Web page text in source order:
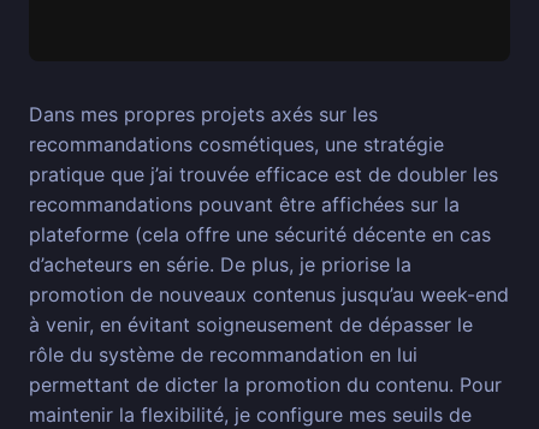
Dans mes propres projets axés sur les
recommandations cosmétiques, une stratégie
pratique que j’ai trouvée efficace est de doubler les
recommandations pouvant être affichées sur la
plateforme (cela offre une sécurité décente en cas
d’acheteurs en série. De plus, je priorise la
promotion de nouveaux contenus jusqu’au week-end
à venir, en évitant soigneusement de dépasser le
rôle du système de recommandation en lui
permettant de dicter la promotion du contenu. Pour
maintenir la flexibilité, je configure mes seuils de